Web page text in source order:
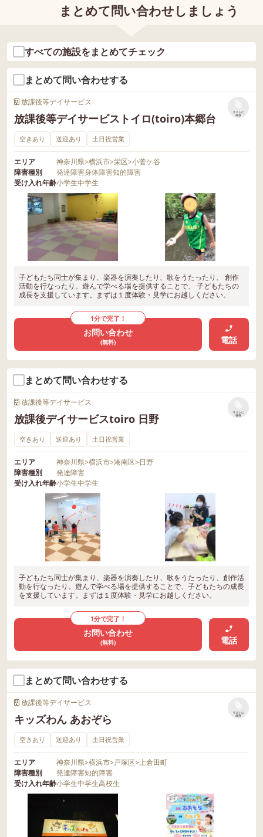
まとめて問い合わせしましょう
すべての施設をまとめてチェック
まとめて問い合わせする
放課後等デイサービス
放課後等デイサービストイロ(toiro)本郷台
リストに
保存
空きあり 送迎あり 土日祝営業
エリア 神奈川県>横浜市>栄区>小菅ケ谷
障害種別
発達障害身体障害知的障害
受け入れ年齢小学生中学生
子どもたち同士が集まり、楽器を演奏したり、歌をうたったり、 創作
活動を行なったり。遊んで学べる場を提供することで、 子どもたちの
成長を支援しています。まずは１度体験・見学にお越しください。
1分で完了！
お問い合わせ
(無料) 電話
まとめて問い合わせする
放課後等デイサービス
放課後デイサービスtoiro 日野
リストに
保存
空きあり 送迎あり 土日祝営業
エリア 神奈川県>横浜市>港南区>日野
障害種別
発達障害
受け入れ年齢小学生中学生
子どもたち同士が集まり、楽器を演奏したり、歌をうたったり、創作活
動を行なったり。遊んで学べる場を提供することで、子どもたちの成長
を支援しています。まずは１度体験・見学にお越しください。
1分で完了！
お問い合わせ
(無料) 電話
まとめて問い合わせする
放課後等デイサービス
キッズわん あおぞら
リストに
保存
空きあり 送迎あり 土日祝営業
エリア 神奈川県>横浜市>戸塚区>上倉田町
障害種別
発達障害知的障害
受け入れ年齢小学生中学生高校生